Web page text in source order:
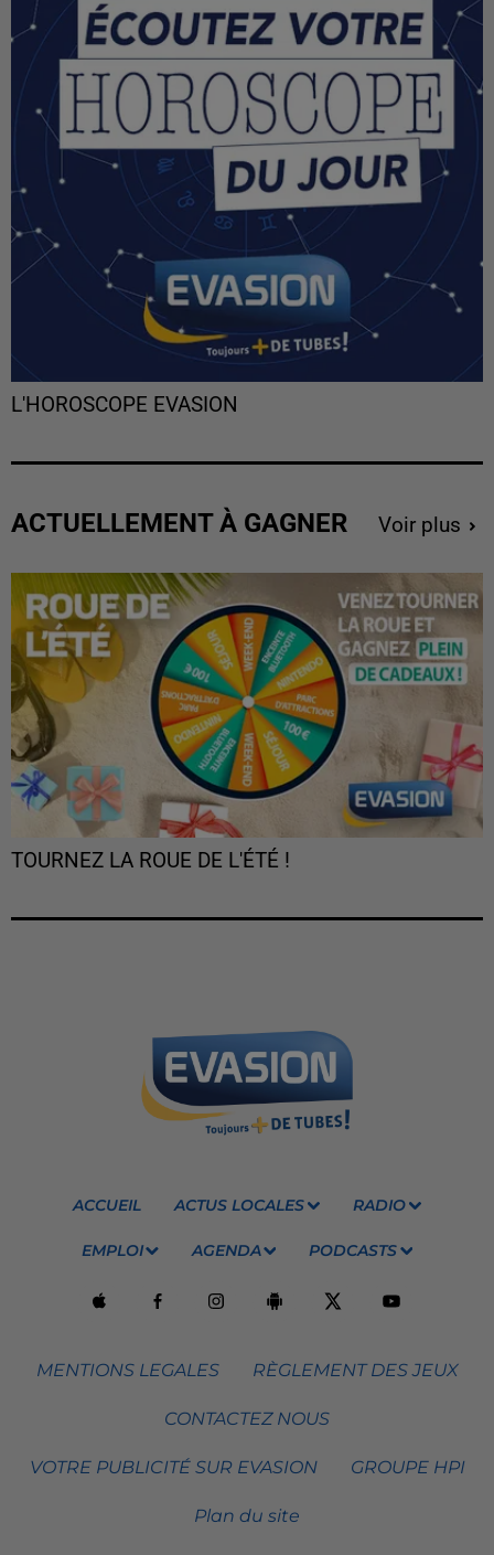
L'HOROSCOPE EVASION
ACTUELLEMENT À GAGNER Voir plus
TOURNEZ LA ROUE DE L'ÉTÉ !
ACCUEIL ACTUS LOCALES RADIO
EMPLOI AGENDA PODCASTS
MENTIONS LEGALES RÈGLEMENT DES JEUX
CONTACTEZ NOUS
VOTRE PUBLICITÉ SUR EVASION GROUPE HPI
Plan du site